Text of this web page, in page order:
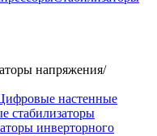
напряжения/
настенные
стабилизаторы
инверторного